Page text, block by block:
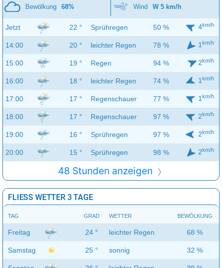
Bewölkung 68% Wind W 5 km/h
Jetzt 22 ° Sprühregen 50 % 4km/h
14:00 20 ° leichter Regen 78 % 1 km/h
15:00 19 ° Regen 94 % 2km/h
16:00 18 ° leichter Regen 74 % 1 km/h
17:00 17 ° Regenschauer 77 % 1 km/h
18:00 17 ° Regenschauer 97 % 2km/h
19:00 16 ° Sprühregen 97 % 2km/h
20:00 15 ° Sprühregen 98 % 2km/h
48 Stunden anzeigen
FLIESS WETTER 3 TAGE
TAG GRAD WETTER BEWÖLKUNG
Freitag 24 ° leichter Regen 68 %
Samstag 25 ° sonnig 32 %